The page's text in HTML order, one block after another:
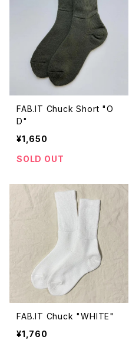
FAB.IT Chuck Short "O
D"
¥1,650
SOLD OUT
FAB.IT Chuck "WHITE"
¥1,760